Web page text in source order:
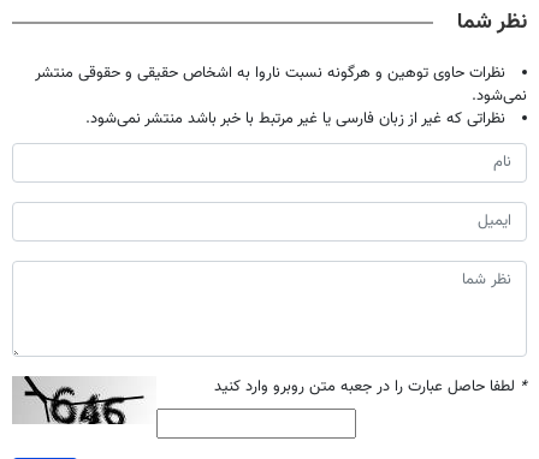
نظر شما
نظرات حاوی توهین و هرگونه نسبت ناروا به اشخاص حقیقی و حقوقی منتشر
نمی‌شود.
نظراتی که غیر از زبان فارسی یا غیر مرتبط با خبر باشد منتشر نمی‌شود.
* لطفا حاصل عبارت را در جعبه متن روبرو وارد کنید